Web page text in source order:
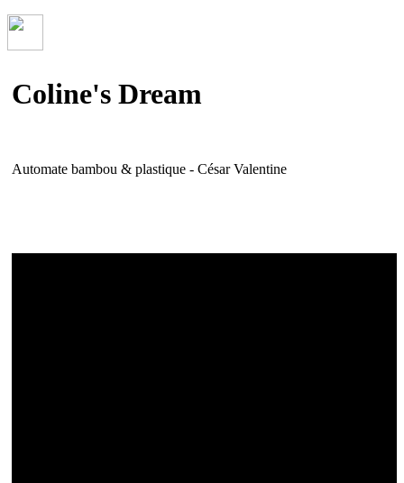
Coline's Dream
Automate bambou & plastique - César Valentine